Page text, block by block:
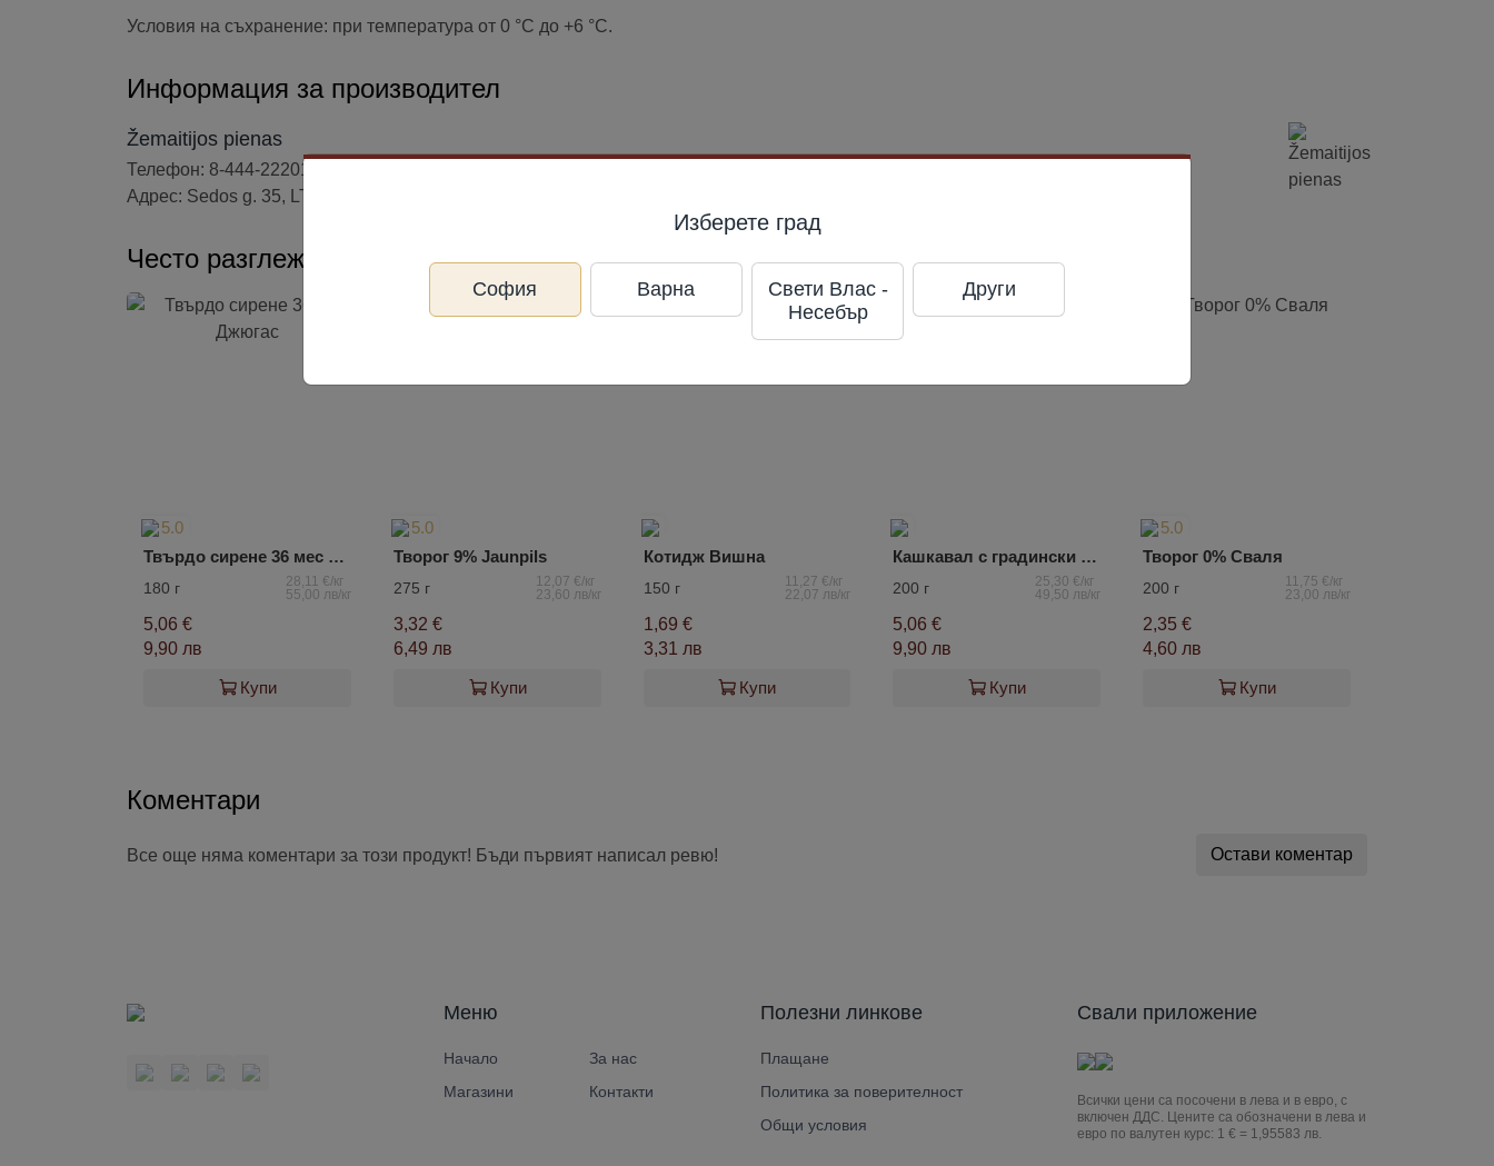
Условия на съхранение: при температура от 0 °C до +6 °C.
Информация за производител
Žemaitijos pienas
Телефон: 8-444-22201
Адрес: Sedos g. 35, LT-87101 Telšiai.
Често разглеждани
5.0
Твърдо сирене 36 мес Джюгас
180 г
28,11 €/кг
55,00 лв/кг
5,06 €
9,90 лв
Купи
5.0
Творог 9% Jaunpils
275 г
12,07 €/кг
23,60 лв/кг
3,32 €
6,49 лв
Купи
Котидж Вишна
150 г
11,27 €/кг
22,07 лв/кг
1,69 €
3,31 лв
Купи
Кашкавал с градински билки Jacks Сheese
200 г
25,30 €/кг
49,50 лв/кг
5,06 €
9,90 лв
Купи
5.0
Творог 0% Сваля
200 г
11,75 €/кг
23,00 лв/кг
2,35 €
4,60 лв
Купи
Коментари
Все още няма коментари за този продукт! Бъди първият написал ревю! Остави коментар
Меню
Начало
За нас
Магазини
Контакти
Полезни линкове
Плащане
Политика за поверителност
Общи условия
Свали приложение
Всички цени са посочени в лева и в евро, с
включен ДДС. Цените са обозначени в лева и
евро по валутен курс: 1 € = 1,95583 лв.
Изберете град
София Варна
Свети Влас -
Несебър
Други